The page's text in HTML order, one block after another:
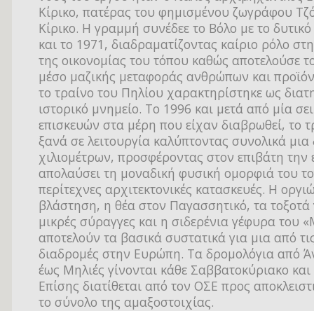
Κίρικο, πατέρας του φημισμένου ζωγράφου
Κίρικο. Η γραμμή συνέδεε το Βόλο με το
και το 1971, διαδραματίζοντας καίριο ρόλο
της οικονομίας του τόπου καθώς αποτελούσε
μέσο μαζικής μεταφοράς ανθρώπων και
το τραίνο του Πηλίου χαρακτηρίστηκε ως
ιστορικό μνημείο. Το 1996 και μετά από μία
επισκευών στα μέρη που είχαν διαβρωθεί, το
ξανά σε λειτουργία καλύπτοντας συνολικά
χιλιομέτρων, προσφέροντας στον επιβάτη την
απολαύσει τη μοναδική φυσική ομορφιά του
περίτεχνες αρχιτεκτονικές κατασκευές. Η
βλάστηση, η θέα στον Παγασσητικό, τα τοξοτά
μικρές σύραγγες και η σιδερένια γέφυρα του
αποτελούν τα βασικά συστατικά για μια από
διαδρομές στην Ευρώπη. Τα δρομολόγια από
έως Μηλιές γίνονται κάθε Σαββατοκύριακο και
Επίσης διατίθεται από τον ΟΣΕ προς
το σύνολο της αμαξοστοιχίας.